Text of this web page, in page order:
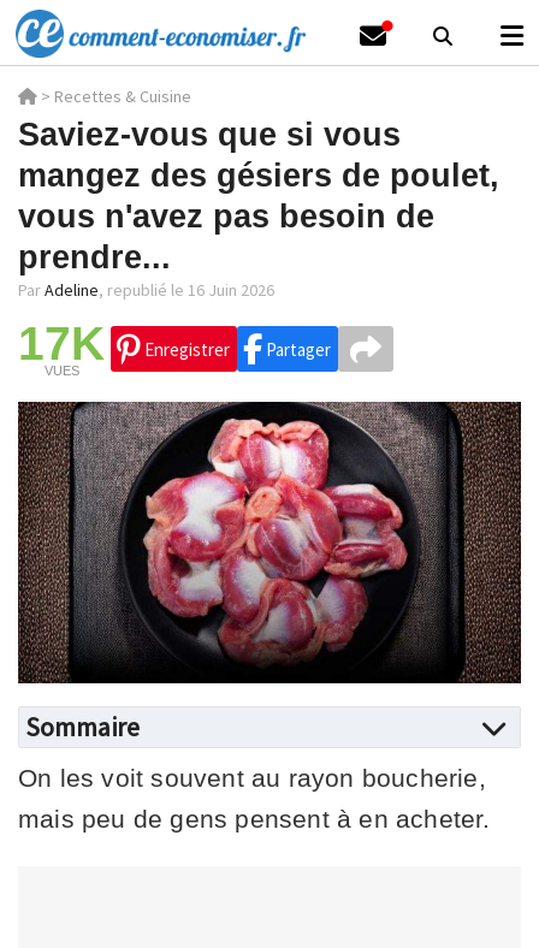
> Recettes & Cuisine
Saviez-vous que si vous
mangez des gésiers de poulet,
vous n'avez pas besoin de
prendre...
ParAdeline, republié le 16 Juin 2026
17K
VUES
Enregistrer Partager
Sommaire
On les voit souvent au rayon boucherie,
mais peu de gens pensent à en acheter.